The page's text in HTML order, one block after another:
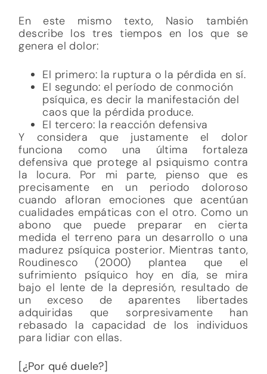
En este mismo texto, Nasio también
describe los tres tiempos en los que se
genera el dolor:
El primero: la ruptura o la pérdida en sí.
El segundo: el período de conmoción
psíquica, es decir la manifestación del
caos que la pérdida produce.
El tercero: la reacción defensiva
Y considera que justamente el dolor
funciona como una última fortaleza
defensiva que protege al psiquismo contra
la locura. Por mi parte, pienso que es
precisamente en un periodo doloroso
cuando afloran emociones que acentúan
cualidades empáticas con el otro. Como un
abono que puede preparar en cierta
medida el terreno para un desarrollo o una
madurez psíquica posterior. Mientras tanto,
Roudinesco (2000) plantea que el
sufrimiento psíquico hoy en día, se mira
bajo el lente de la depresión, resultado de
un exceso de aparentes libertades
adquiridas que sorpresivamente han
rebasado la capacidad de los individuos
para lidiar con ellas.
[¿Por qué duele?]